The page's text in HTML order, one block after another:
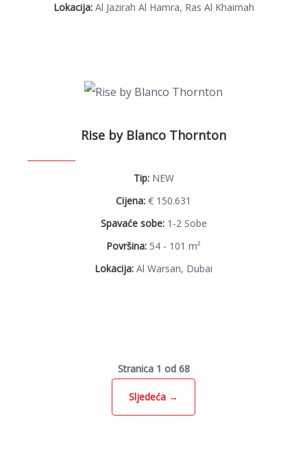
Lokacija:Al Jazirah Al Hamra, Ras Al Khaimah
Rise by Blanco Thornton
Tip:NEW
Cijena: € 150.631
Spavaće sobe:1-2 Sobe
Površina: 54 - 101 m²
Lokacija: Al Warsan, Dubai
Stranica 1 od 68
Sljedeća →